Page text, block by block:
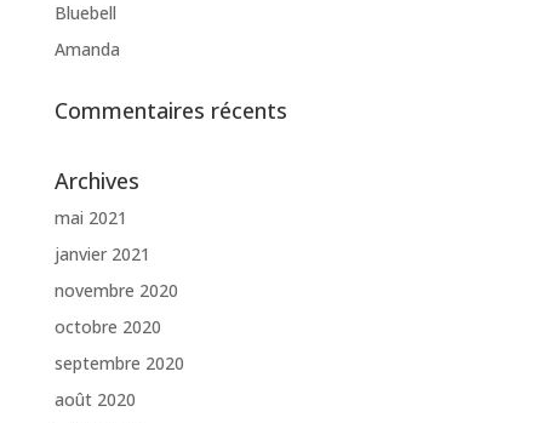
Bluebell
Amanda
Commentaires récents
Archives
mai 2021
janvier 2021
novembre 2020
octobre 2020
septembre 2020
août 2020